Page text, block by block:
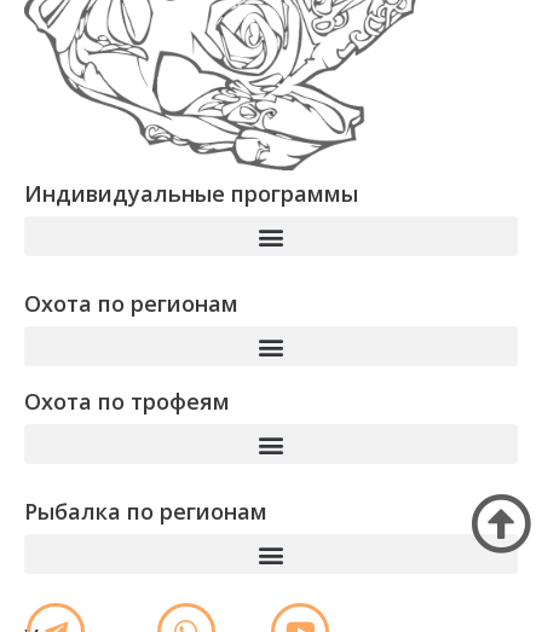
Индивидуальные программы
Охота по регионам
Охота по трофеям
Рыбалка по регионам